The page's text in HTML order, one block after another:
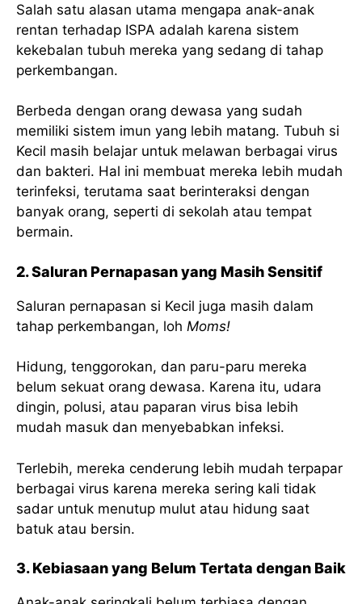
Salah satu alasan utama mengapa anak-anak
rentan terhadap ISPA adalah karena sistem
kekebalan tubuh mereka yang sedang di tahap
perkembangan.
Berbeda dengan orang dewasa yang sudah
memiliki sistem imun yang lebih matang. Tubuh si
Kecil masih belajar untuk melawan berbagai virus
dan bakteri. Hal ini membuat mereka lebih mudah
terinfeksi, terutama saat berinteraksi dengan
banyak orang, seperti di sekolah atau tempat
bermain.
2. Saluran Pernapasan yang Masih Sensitif
Saluran pernapasan si Kecil juga masih dalam
tahap perkembangan, loh Moms!
Hidung, tenggorokan, dan paru-paru mereka
belum sekuat orang dewasa. Karena itu, udara
dingin, polusi, atau paparan virus bisa lebih
mudah masuk dan menyebabkan infeksi.
Terlebih, mereka cenderung lebih mudah terpapar
berbagai virus karena mereka sering kali tidak
sadar untuk menutup mulut atau hidung saat
batuk atau bersin.
3. Kebiasaan yang Belum Tertata dengan Baik